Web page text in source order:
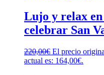
Lujo y relax
celebrar San
220,00€ El precio
actual es: 164,00€.